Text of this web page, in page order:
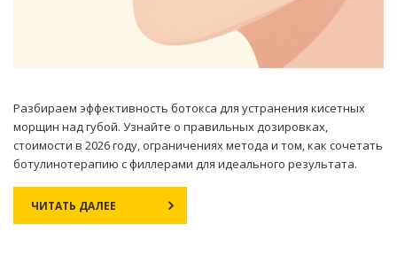
Разбираем эффективность ботокса для устранения кисетных
морщин над губой. Узнайте о правильных дозировках,
стоимости в 2026 году, ограничениях метода и том, как сочетать
ботулинотерапию с филлерами для идеального результата.
ЧИТАТЬ ДАЛЕЕ